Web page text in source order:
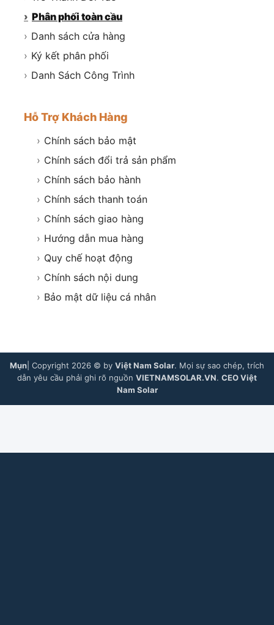
› Phân phối toàn cầu
› Danh sách cửa hàng
› Ký kết phân phối
› Danh Sách Công Trình
Hỗ Trợ Khách Hàng
› Chính sách bảo mật
› Chính sách đổi trả sản phẩm
› Chính sách bảo hành
› Chính sách thanh toán
› Chính sách giao hàng
› Hướng dẫn mua hàng
› Quy chế hoạt động
› Chính sách nội dung
› Bảo mật dữ liệu cá nhân
Mụn | Copyright 2026 © by Việt Nam Solar. Mọi sự sao chép, trích
dẫn yêu cầu phải ghi rõ nguồn VIETNAMSOLAR.VN. CEO Việt
Nam Solar